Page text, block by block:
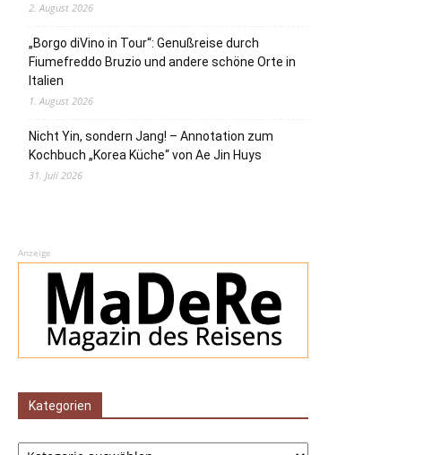
2. August 2026
„Borgo diVino in Tour“: Genußreise durch
Fiumefreddo Bruzio und andere schöne Orte in
Italien
1. August 2026
Nicht Yin, sondern Jang! – Annotation zum
Kochbuch „Korea Küche“ von Ae Jin Huys
31. Juli 2026
Anzeige
Kategorien
Kategorien